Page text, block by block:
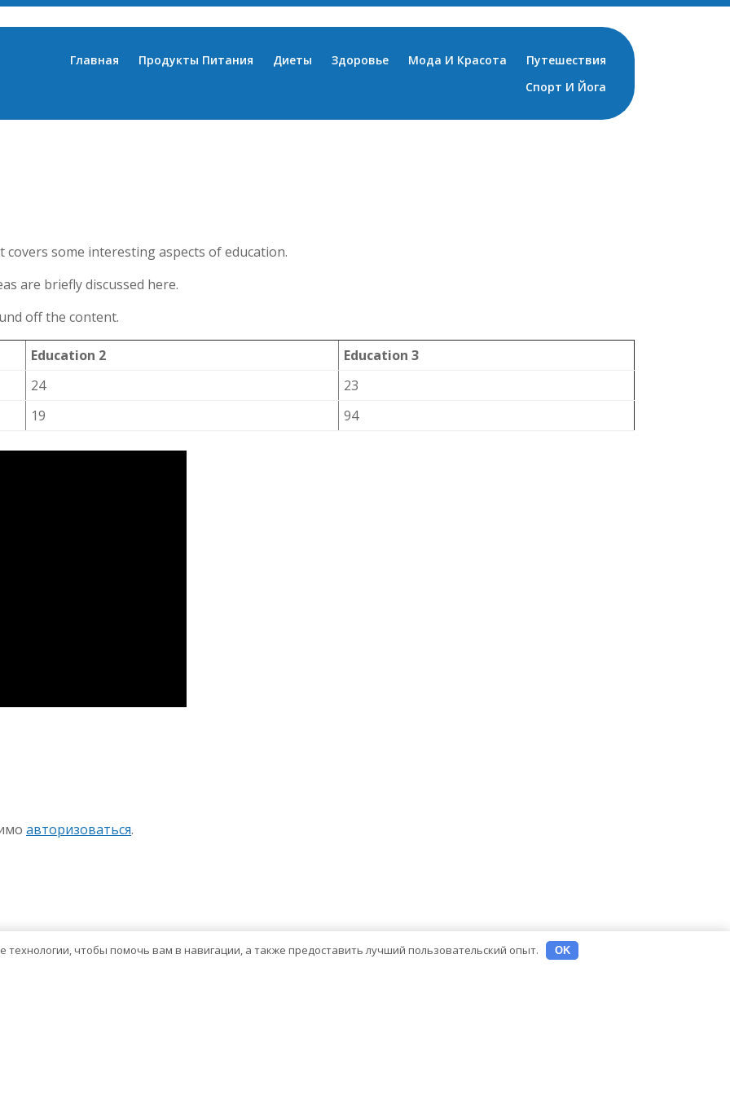
Главная Продукты Питания Диеты Здоровье Мода И Красота
Путешествия
Спорт И Йога
some interesting aspects of education.
are briefly discussed here.
off the content.
Education 2
Education 3
24
23
19
94
авторизоваться.
технологии, чтобы помочь вам в навигации, а также предоставить лучший пользовательский опыт. OK